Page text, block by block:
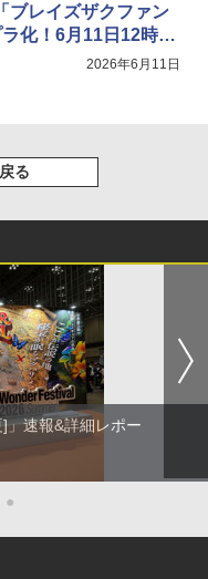
ブレイズザクファン
ラ化！6月11日12時予
2026年6月11日
る
」速報&詳細レポー
●